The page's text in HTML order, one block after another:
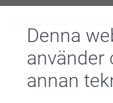
Denna
använder
annan
Letar du